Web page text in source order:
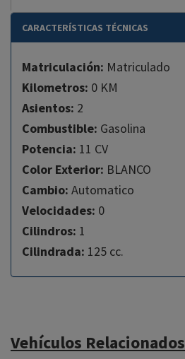
CARACTERÍSTICAS TÉCNICAS
Matriculación: Matriculado
Kilometros: 0 KM
Asientos: 2
Combustible: Gasolina
Potencia: 11 CV
Color Exterior: BLANCO
Cambio: Automatico
Velocidades: 0
Cilindros: 1
Cilindrada: 125 cc.
Vehículos Relacionados